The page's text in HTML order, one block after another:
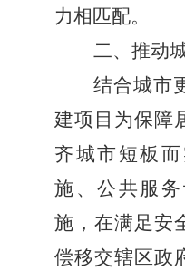
力相匹配。
二、推动
结合城市
建项目为保障
齐城市短板
施、公共服
施，在满足安
偿移交辖区政